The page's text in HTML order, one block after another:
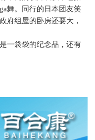
舞。同行的日本团友笑
府组屋的卧房还要大，
一袋袋的纪念品，还有